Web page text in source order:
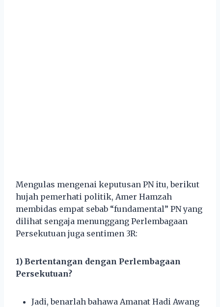
Mengulas mengenai keputusan PN itu, berikut
hujah pemerhati politik, Amer Hamzah
membidas empat sebab “fundamental” PN yang
dilihat sengaja menunggang Perlembagaan
Persekutuan juga sentimen 3R:
1) Bertentangan dengan Perlembagaan
Persekutuan?
Jadi, benarlah bahawa Amanat Hadi Awang